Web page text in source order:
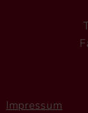
Impressum